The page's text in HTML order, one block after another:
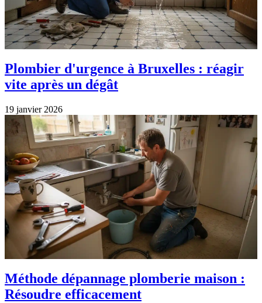
Plombier d'urgence à Bruxelles : réagir
vite après un dégât
19 janvier 2026
Méthode dépannage plomberie maison :
Résoudre efficacement